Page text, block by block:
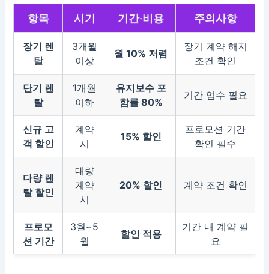
항목 시기 기간·비용 주의사항
장기 렌
탈
3개월
이상
월 10% 저렴
장기 계약 해지
조건 확인
단기 렌
탈
1개월
이하
유지보수 포
함률 80%
기간 엄수 필요
신규 고
객 할인
계약
시
15% 할인
프로모션 기간
확인 필수
다량 렌
탈 할인
대량
계약
시
20% 할인 계약 조건 확인
프로모
션 기간
3월~5
월
할인 적용
기간 내 계약 필
요